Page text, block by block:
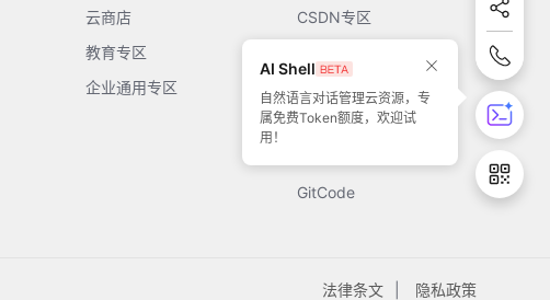
AI Shell
自然语言对话管理云资源，专
属免费Token额度，欢迎试
用！
云商店
教育专区
企业通用专区
CSDN专区
开源中国
51CTO
GitCode
法律条文 隐私政策